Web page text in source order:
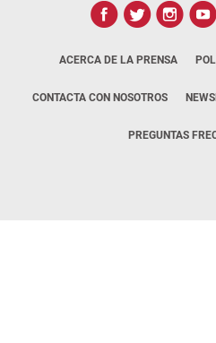
ACERCA DE LA PRENSA
CONTACTA CON NOSOTROS
PREGUNTAS